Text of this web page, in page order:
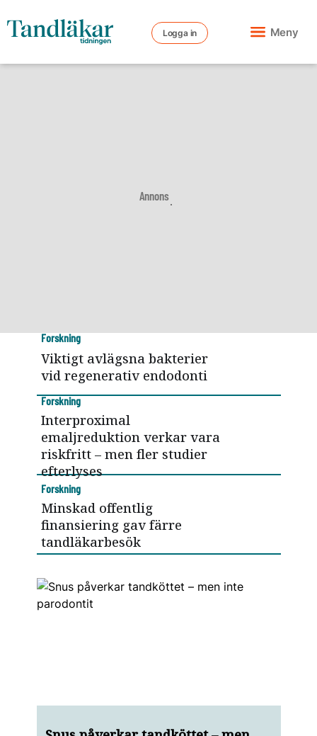
Logga in Meny
Annons
Viktigt avlägsna bakterier
vid regenerativ endodonti
Forskning
Interproximal
emaljreduktion verkar vara
riskfritt – men fler studier
efterlyses
Forskning
Minskad offentlig
finansiering gav färre
tandläkarbesök
Forskning